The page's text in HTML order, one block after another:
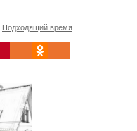
Подходящий время